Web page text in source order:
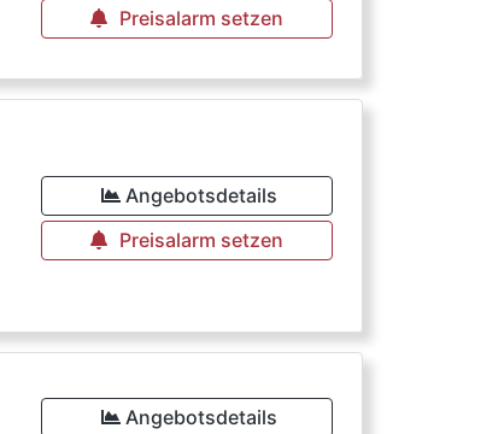
Preisalarm setzen
Angebotsdetails
Preisalarm setzen
Angebotsdetails